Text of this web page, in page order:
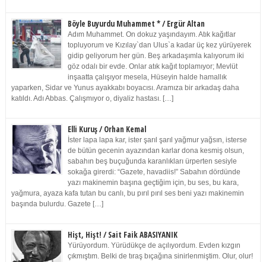
Böyle Buyurdu Muhammet * / Ergür Altan
Adım Muhammet. On dokuz yaşındayım. Atık kağıtlar
topluyorum ve Kızılay`dan Ulus`a kadar üç kez yürüyerek
gidip geliyorum her gün. Beş arkadaşımla kalıyorum iki
göz odalı bir evde. Onlar atık kağıt toplamıyor; Mevlüt
inşaatta çalışıyor mesela, Hüseyin halde hamallık
yaparken, Sidar ve Yunus ayakkabı boyacısı. Aramıza bir arkadaş daha
katıldı. Adı Abbas. Çalışmıyor o, diyaliz hastası. […]
Elli Kuruş / Orhan Kemal
İster lapa lapa kar, ister şarıl şarıl yağmur yağsın, isterse
de bütün gecenin ayazından karlar dona kesmiş olsun,
sabahın beş buçuğunda karanlıkları ürperten sesiyle
sokağa girerdi: “Gazete, havadiis!” Sabahın dördünde
yazı makinemin başına geçtiğim için, bu ses, bu kara,
yağmura, ayaza kafa tutan bu canlı, bu pırıl pırıl ses beni yazı makinemin
başında bulurdu. Gazete […]
Hişt, Hişt! / Sait Faik ABASIYANIK
Yürüyordum. Yürüdükçe de açılıyordum. Evden kızgın
çıkmıştım. Belki de tıraş bıçağına sinirlenmiştim. Olur, olur!